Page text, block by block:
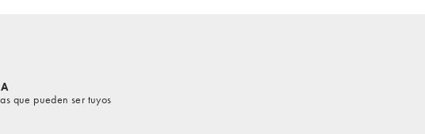
que pueden ser tuyos